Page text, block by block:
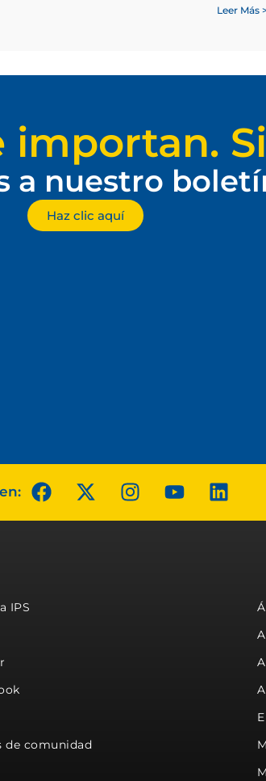
Leer Más
importan.
a nuestro
Haz clic aquí
IPS
de comunidad